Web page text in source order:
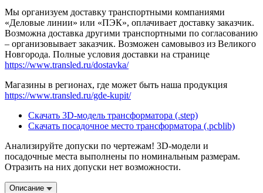
Мы организуем доставку транспортными компаниями
«Деловые линии» или «ПЭК», оплачивает доставку заказчик.
Возможна доставка другими транспортными по согласованию
– организовывает заказчик. Возможен самовывоз из Великого
Новгорода. Полные условия доставки на странице
https://www.transled.ru/dostavka/
Магазины в регионах, где может быть наша продукция
https://www.transled.ru/gde-kupit/
Скачать 3D-модель трансформатора (.step)
Скачать посадочное место трансформатора (.pcblib)
Анализируйте допуски по чертежам! 3D-модели и
посадочные места выполнены по номинальным размерам.
Отразить на них допуски нет возможности.
Описание